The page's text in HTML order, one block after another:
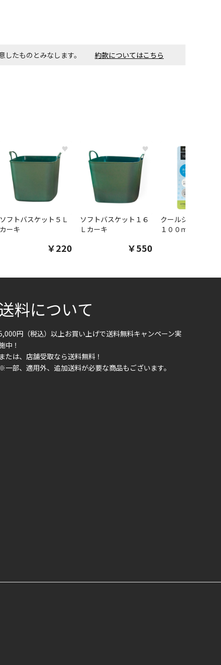
工事が必要な商品です。別途費用が発生する場合がござい
意したものとみなします。 約款についてはこちら
♥
ソフトバスケット５Ｌ
カーキ
￥220
♥
ソフトバスケット１６
Ｌカーキ
￥550
クールシャツスプ
１００ｍｌ
料について
円（税込）以上お買い上げで送料無料キャンペーン実
中！
または、店舗受取なら送料無料！
※一部、適用外、追加送料が必要な商品もございます。